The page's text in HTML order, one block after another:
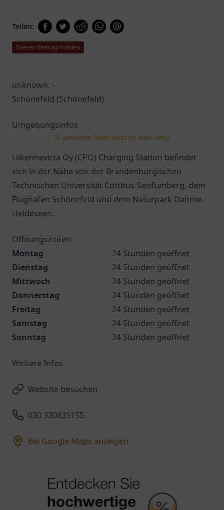
Teilen:
Diesen Beitrag melden
unknown, -
Schönefeld (Schönefeld)
Umgebungsinfos
KI generierter Inhalt (klicke für mehr Infos)
Liikennevirta Oy (CPO) Charging Station befindet
sich in der Nähe von der Brandenburgischen
Technischen Universität Cottbus-Senftenberg, dem
Flughafen Schönefeld und dem Naturpark Dahme-
Heideseen.
Öffnungszeiten
Montag
24 Stunden geöffnet
Dienstag
24 Stunden geöffnet
Mittwoch
24 Stunden geöffnet
Donnerstag
24 Stunden geöffnet
Freitag
24 Stunden geöffnet
Samstag
24 Stunden geöffnet
Sonntag
24 Stunden geöffnet
Weitere Infos
Website besuchen
030 330835155
Bei Google Maps anzeigen